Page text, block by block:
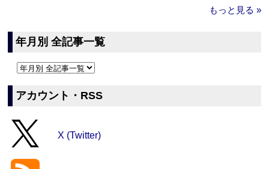
もっと見る »
年月別 全記事一覧
アカウント・RSS
X (Twitter)